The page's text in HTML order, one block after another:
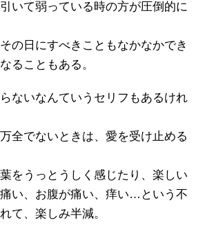
いて弱っている時の方が圧倒的に
の日にすべきこともなかなかでき
ることもある。
ないなんていうセリフもあるけれ
全でないときは、愛を受け止める
をうっとうしく感じたり、楽しい
い、お腹が痛い、痒い…という不
て、楽しみ半減。